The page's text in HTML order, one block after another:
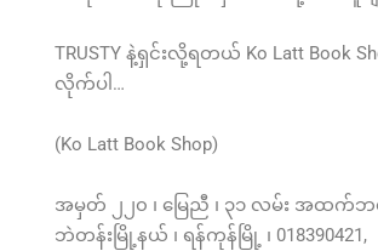
TRUSTY နဲ့ရှင်းလို့ရတယ် Ko Latt Book
လိုက်ပါ…
(Ko Latt Book Shop)
အမှတ် ၂၂၀ ၊ မြေညီ ၊ ၃၁ လမ်း အထက်ဘ
ဘဲတန်းမြို့နယ် ၊ ရန်ကုန်မြို့ ၊ 018390421,